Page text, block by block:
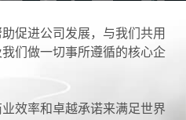
促进公司发展，与我们共用
们做一切事所遵循的核心企
效率和卓越承诺来满足世界